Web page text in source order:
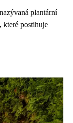
plantární
které postihuje